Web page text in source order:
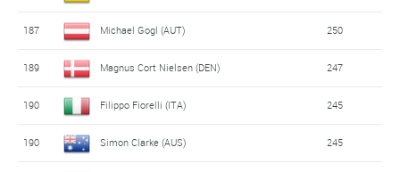
187 Michael Gogl (AUT) 250
189 Magnus Cort Nielsen (DEN) 247
190 Filippo Fiorelli (ITA) 245
190 Simon Clarke (AUS) 245